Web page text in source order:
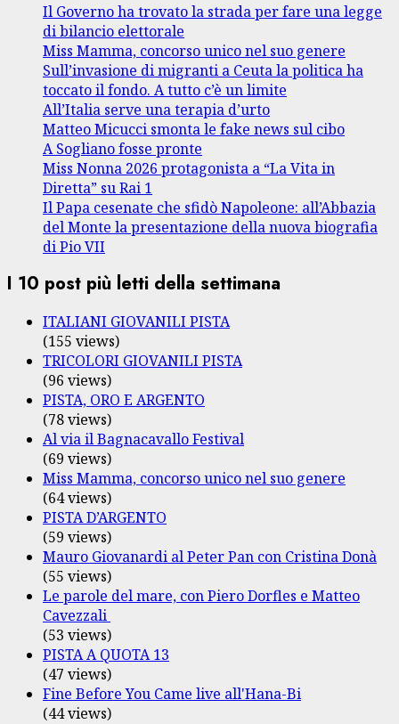
Il Governo ha trovato la strada per fare una legge
di bilancio elettorale
Miss Mamma, concorso unico nel suo genere
Sull’invasione di migranti a Ceuta la politica ha
toccato il fondo. A tutto c’è un limite
All’Italia serve una terapia d’urto
Matteo Micucci smonta le fake news sul cibo
A Sogliano fosse pronte
Miss Nonna 2026 protagonista a “La Vita in
Diretta” su Rai 1
Il Papa cesenate che sfidò Napoleone: all’Abbazia
del Monte la presentazione della nuova biografia
di Pio VII
I 10 post più letti della settimana
ITALIANI GIOVANILI PISTA
(155 views)
TRICOLORI GIOVANILI PISTA
(96 views)
PISTA, ORO E ARGENTO
(78 views)
Al via il Bagnacavallo Festival
(69 views)
Miss Mamma, concorso unico nel suo genere
(64 views)
PISTA D’ARGENTO
(59 views)
Mauro Giovanardi al Peter Pan con Cristina Donà
(55 views)
Le parole del mare, con Piero Dorfles e Matteo
Cavezzali
(53 views)
PISTA A QUOTA 13
(47 views)
Fine Before You Came live all'Hana-Bi
(44 views)